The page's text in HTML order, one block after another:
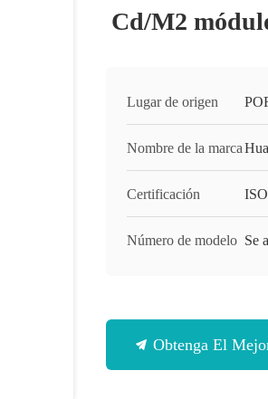
Cd/M2
Lugar de origen
Nombre de la marca
Certificación
Número de modelo Se
Obtenga El